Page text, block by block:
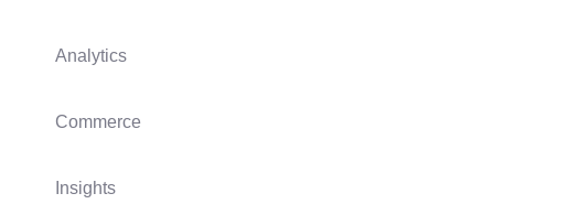
Analytics
Commerce
Insights